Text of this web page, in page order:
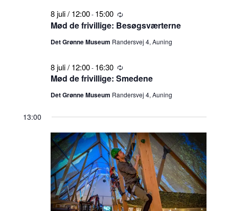
Mød de frivillige: Besøgsværterne
8 juli / 12:00- 15:00 Tilbagevendende
Det Grønne Museum Randersvej 4, Auning
Mød de frivillige: Smedene
8 juli / 12:00- 16:30 Tilbagevendende
Det Grønne Museum Randersvej 4, Auning
13:00